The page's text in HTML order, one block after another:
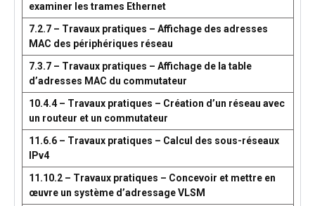
examiner les trames Ethernet
7.2.7 – Travaux pratiques – Affichage des adresses
MAC des périphériques réseau
7.3.7 – Travaux pratiques – Affichage de la table
d’adresses MAC du commutateur
10.4.4 – Travaux pratiques – Création d’un réseau avec
un routeur et un commutateur
11.6.6 – Travaux pratiques – Calcul des sous-réseaux
IPv4
11.10.2 – Travaux pratiques – Concevoir et mettre en
œuvre un système d’adressage VLSM